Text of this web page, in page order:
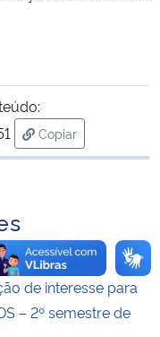
Copiar
para área de
de interesse para
– 2º semestre de